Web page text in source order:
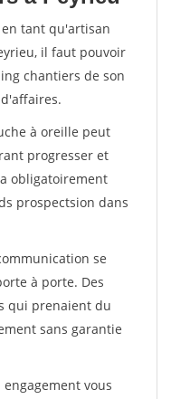
tant qu'artisan
il faut pouvoir
chantiers de son
à oreille peut
progresser et
obligatoirement
prospectsion dans
se
à porte. Des
qui prenaient du
sans garantie
vous